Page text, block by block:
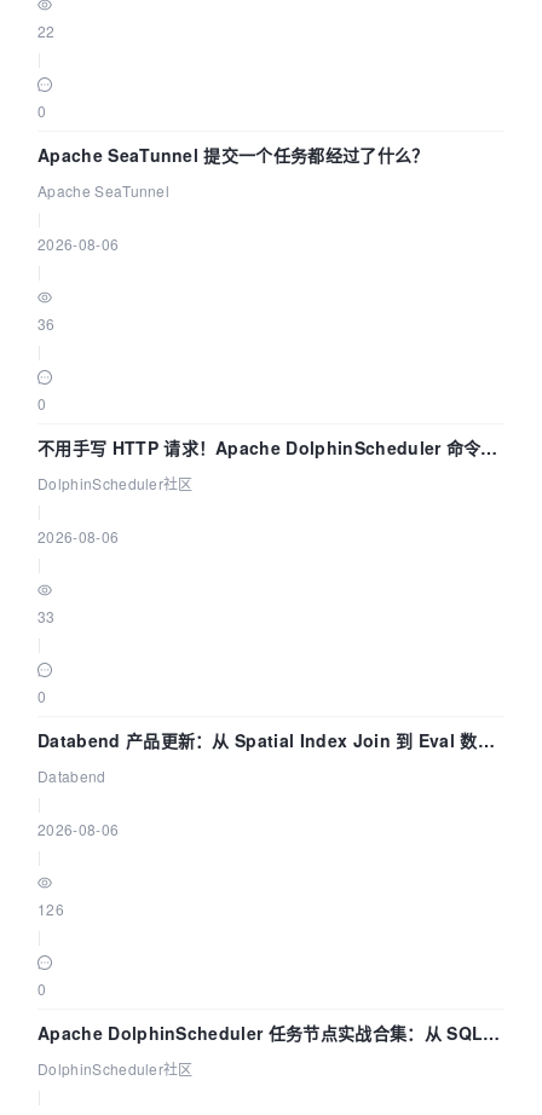
22
0
Apache SeaTunnel 提交一个任务都经过了什么？
Apache SeaTunnel
2026-08-06
36
0
不用手写 HTTP 请求！Apache DolphinScheduler 命令行
dsctl 两分钟上手
DolphinScheduler社区
2026-08-06
33
0
Databend 产品更新：从 Spatial Index Join 到 Eval 数据
管道
Databend
2026-08-06
126
0
Apache DolphinScheduler 任务节点实战合集：从 SQL、
DataX 到 Spark、Flink 一次配置全打通
DolphinScheduler社区